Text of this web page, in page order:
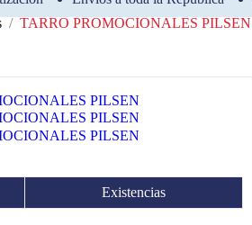
TARRO PROMOCIONALES PILSEN
Existencias